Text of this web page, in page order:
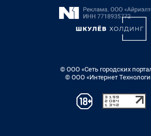
© ООО «Сеть городских
© ООО «Интернет